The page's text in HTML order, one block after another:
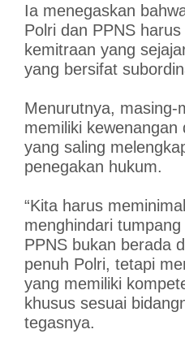
Ia menegaskan
Polri dan PPNS
kemitraan yang
yang bersifat
Menurutnya, masing-
memiliki kewenangan
yang saling
penegakan hukum.
“Kita harus
menghindari
PPNS bukan berada
penuh Polri, tetapi
yang memiliki
khusus sesuai
tegasnya.